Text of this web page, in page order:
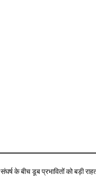
संघर्ष के बीच डूब प्रभावितों को बड़ी